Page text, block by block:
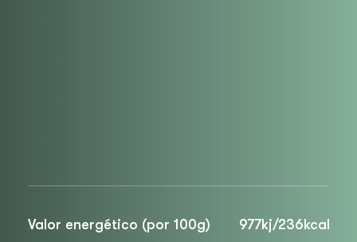
Valor energético (por 100g) 977kj/236kcal